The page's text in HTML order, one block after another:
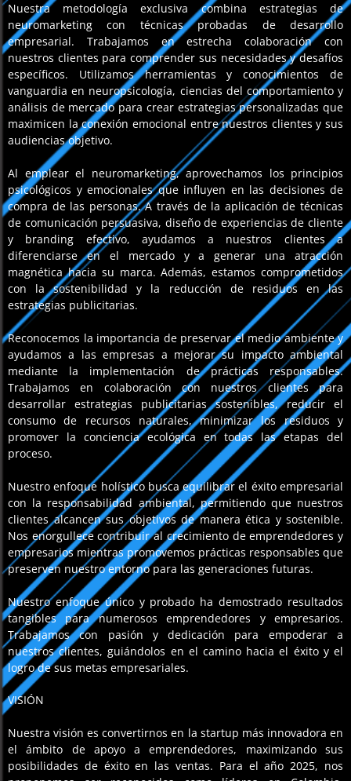
Nuestra metodología exclusiva combina estrategias de
neuromarketing con técnicas probadas de desarrollo
empresarial. Trabajamos en estrecha colaboración con
nuestros clientes para comprender sus necesidades y desafíos
específicos. Utilizamos herramientas y conocimientos de
vanguardia en neuropsicología, ciencias del comportamiento y
análisis de mercado para crear estrategias personalizadas que
maximicen la conexión emocional entre nuestros clientes y sus
audiencias objetivo.
Al emplear el neuromarketing, aprovechamos los principios
psicológicos y emocionales que influyen en las decisiones de
compra de las personas. A través de la aplicación de técnicas
de comunicación persuasiva, diseño de experiencias de cliente
y branding efectivo, ayudamos a nuestros clientes a
diferenciarse en el mercado y a generar una atracción
magnética hacia su marca. Además, estamos comprometidos
con la sostenibilidad y la reducción de residuos en las
estrategias publicitarias.
Reconocemos la importancia de preservar el medio ambiente y
ayudamos a las empresas a mejorar su impacto ambiental
mediante la implementación de prácticas responsables.
Trabajamos en colaboración con nuestros clientes para
desarrollar estrategias publicitarias sostenibles, reducir el
consumo de recursos naturales, minimizar los residuos y
promover la conciencia ecológica en todas las etapas del
proceso.
Nuestro enfoque holístico busca equilibrar el éxito empresarial
con la responsabilidad ambiental, permitiendo que nuestros
clientes alcancen sus objetivos de manera ética y sostenible.
Nos enorgullece contribuir al crecimiento de emprendedores y
empresarios mientras promovemos prácticas responsables que
preserven nuestro entorno para las generaciones futuras.
Nuestro enfoque único y probado ha demostrado resultados
tangibles para numerosos emprendedores y empresarios.
Trabajamos con pasión y dedicación para empoderar a
nuestros clientes, guiándolos en el camino hacia el éxito y el
logro de sus metas empresariales.
VISIÓN
Nuestra visión es convertirnos en la startup más innovadora en
el ámbito de apoyo a emprendedores, maximizando sus
posibilidades de éxito en las ventas. Para el año 2025, nos